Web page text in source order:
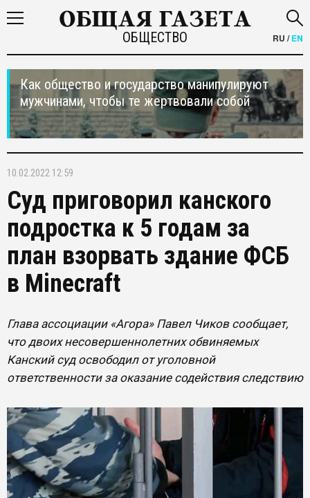
ОБЩЕСТВО RU /EN
Как общество и государство манипулируют
мужчинами, чтобы те жертвовали собой
10.02.2022 12:59
Суд приговорил канского
подростка к 5 годам за
план взорвать здание ФСБ
в Minecraft
Глава ассоциации «Агора» Павел Чиков сообщает,
что двоих несовершеннолетних обвиняемых
Канский суд освободил от уголовной
ответственности за оказание содействия следствию